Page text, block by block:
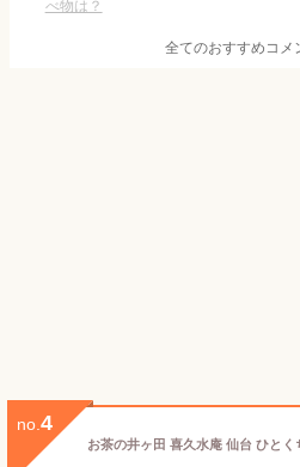
べ物は？
全てのおすすめコメ
no. 4